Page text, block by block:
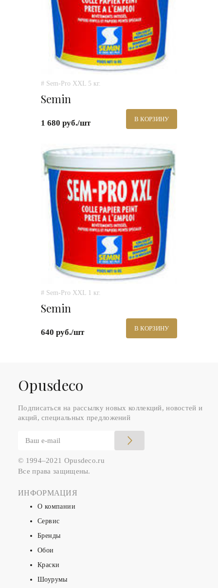
# Sem-Pro XXL 5 кг.
Semin
1 680 руб./шт В КОРЗИНУ
# Sem-Pro XXL 1 кг.
Semin
640 руб./шт В КОРЗИНУ
Оpusdeco
Подписаться на рассылку новых коллекций, новостей и
акций, специальных предложений
© 1994–2021 Opusdeco.ru
Все права защищены.
ИНФОРМАЦИЯ
О компании
Сервис
Бренды
Обои
Краски
Шоурумы